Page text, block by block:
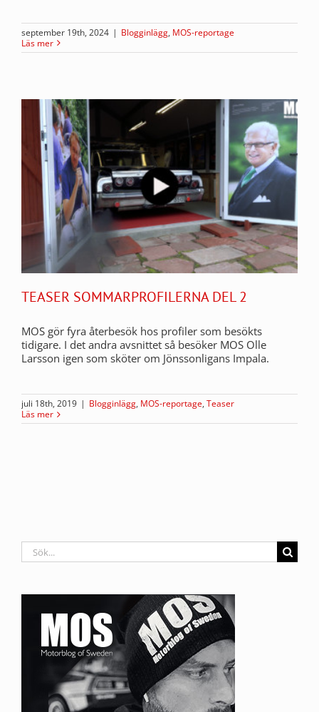
september 19th, 2024 | Blogginlägg, MOS-reportage
Läs mer
TEASER SOMMARPROFILERNA DEL 2
MOS gör fyra återbesök hos profiler som besökts
tidigare. I det andra avsnittet så besöker MOS Olle
Larsson igen som sköter om Jönssonligans Impala.
juli 18th, 2019 | Blogginlägg, MOS-reportage, Teaser
Läs mer
Sök
efter: